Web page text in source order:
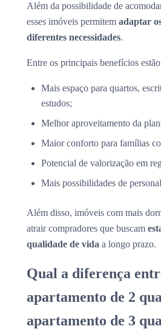
Além da possibilidade de
esses imóveis permitem adaptar
diferentes necessidades.
Entre os principais benefícios
Mais espaço para quartos,
estudos;
Melhor aproveitamento da
Maior conforto para famílias
Potencial de valorização em
Mais possibilidades de
Além disso, imóveis com mais
atrair compradores que buscam
qualidade de vida a longo prazo.
Qual a diferença
apartamento de 2
apartamento de 3